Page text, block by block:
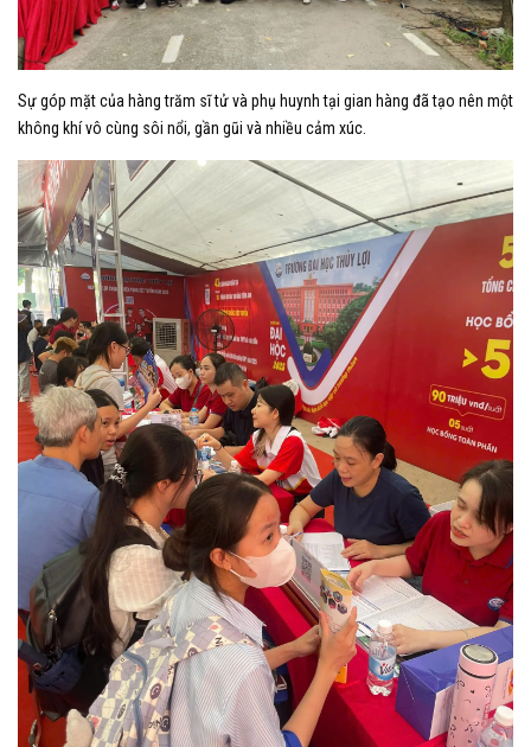
Sự góp mặt của hàng trăm sĩ tử và phụ huynh tại gian hàng đã tạo nên một
không khí vô cùng sôi nổi, gần gũi và nhiều cảm xúc.